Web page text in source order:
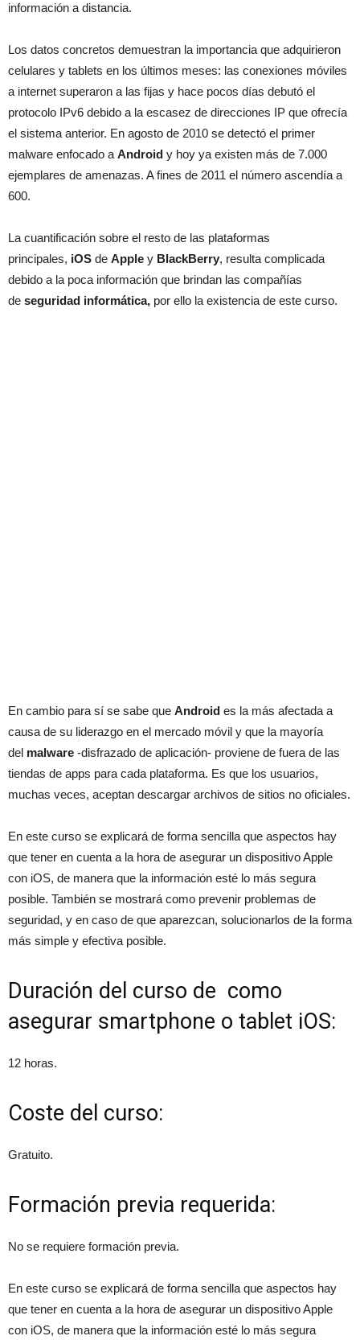
información a distancia.
Los datos concretos demuestran la importancia que adquirieron
celulares y tablets en los últimos meses: las conexiones móviles
a internet superaron a las fijas y hace pocos días debutó el
protocolo IPv6 debido a la escasez de direcciones IP que ofrecía
el sistema anterior. En agosto de 2010 se detectó el primer
malware enfocado a Android y hoy ya existen más de 7.000
ejemplares de amenazas. A fines de 2011 el número ascendía a
600.
La cuantificación sobre el resto de las plataformas
principales, iOS de Apple y BlackBerry, resulta complicada
debido a la poca información que brindan las compañías
de seguridad informática, por ello la existencia de este curso.
En cambio para sí se sabe que Android es la más afectada a
causa de su liderazgo en el mercado móvil y que la mayoría
del malware -disfrazado de aplicación- proviene de fuera de las
tiendas de apps para cada plataforma. Es que los usuarios,
muchas veces, aceptan descargar archivos de sitios no oficiales.
En este curso se explicará de forma sencilla que aspectos hay
que tener en cuenta a la hora de asegurar un dispositivo Apple
con iOS, de manera que la información esté lo más segura
posible. También se mostrará como prevenir problemas de
seguridad, y en caso de que aparezcan, solucionarlos de la forma
más simple y efectiva posible.
Duración del curso de como
asegurar smartphone o tablet iOS:
12 horas.
Coste del curso:
Gratuito.
Formación previa requerida:
No se requiere formación previa.
En este curso se explicará de forma sencilla que aspectos hay
que tener en cuenta a la hora de asegurar un dispositivo Apple
con iOS, de manera que la información esté lo más segura